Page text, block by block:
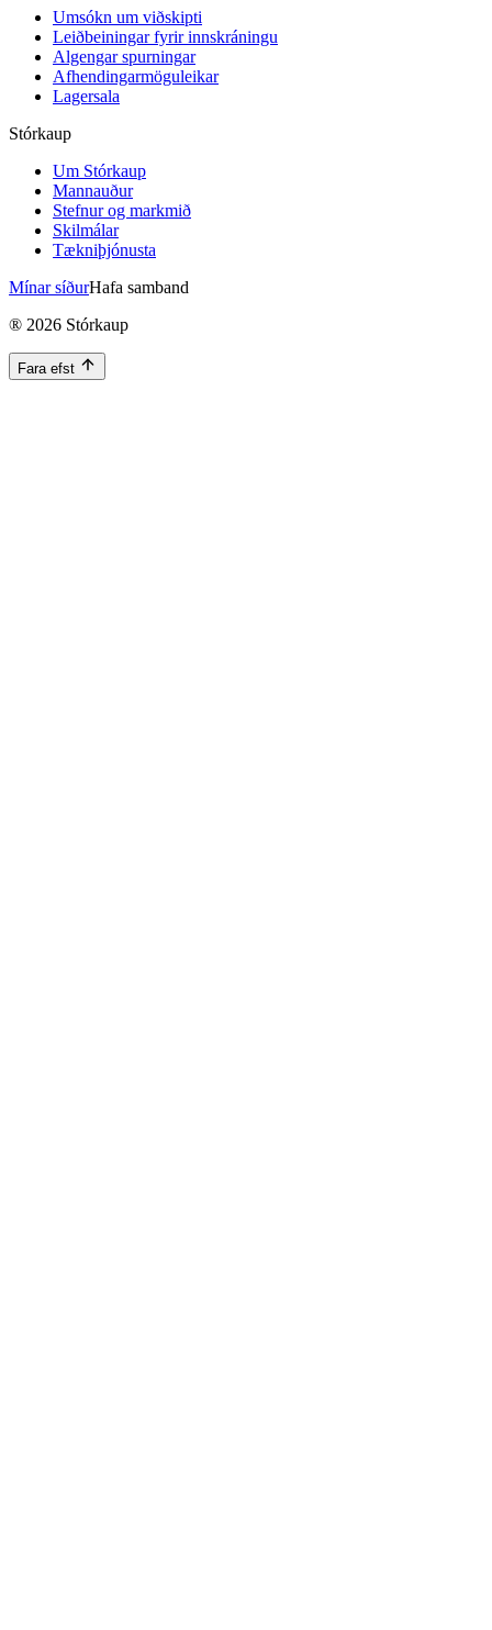
Umsókn um viðskipti
Leiðbeiningar fyrir innskráningu
Algengar spurningar
Afhendingarmöguleikar
Lagersala
Stórkaup
Um Stórkaup
Mannauður
Stefnur og markmið
Skilmálar
Tækniþjónusta
Mínar síðurHafa samband
® 2026 Stórkaup
Fara efst